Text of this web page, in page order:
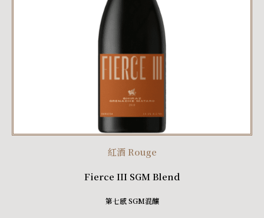
紅酒 Rouge
Fierce III SGM Blend
第七感 SGM混釀